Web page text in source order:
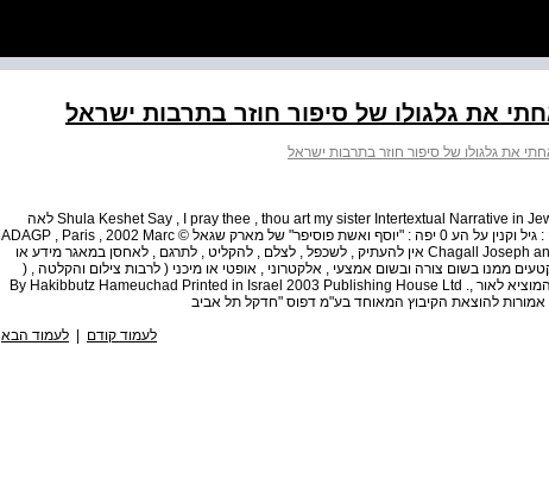
את גלגולו של סיפור חוזר בתרבות ישראל
את גלגולו של סיפור חוזר בתרבות ישראל
Shula Keshet Say , I pray thee , thou art my sister Intertextual Narrative in Jewish Culture . rony לאה
שניר עיצוב העסיפה : גיל וקנין על הע 0 יפה : "יוסף ואשת פוסיפר" של מארק שגאל © ADAGP , Paris , 2002 Marc
Chagall Joseph and Potiphar ' s wife אין להעתיק , לשכפל , לצלם , להקליט , לתרגם , לאחסן במאגר מידע או
7 ה או קטעים ממנו בשום צורה ובשום אמצעי , אלקטרוני , אופטי או מיכני ( לרבות צילום והקלטה , (
ללא אישור בכתב מהמוציא לאור By Hakibbutz Hameuchad Printed in Israel 2003 Publishing House Ltd .,
לעמוד קודם | לעמוד הבא